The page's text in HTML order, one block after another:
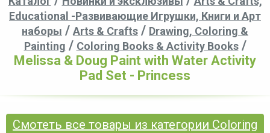
Educational -Развивающие Игрушки, Книги и Арт
наборы / Arts & Crafts / Drawing, Coloring &
Painting / Coloring Books & Activity Books/
Melissa & Doug Paint with Water Activity
Pad Set - Princess
Смотеть все товары из категории Coloring